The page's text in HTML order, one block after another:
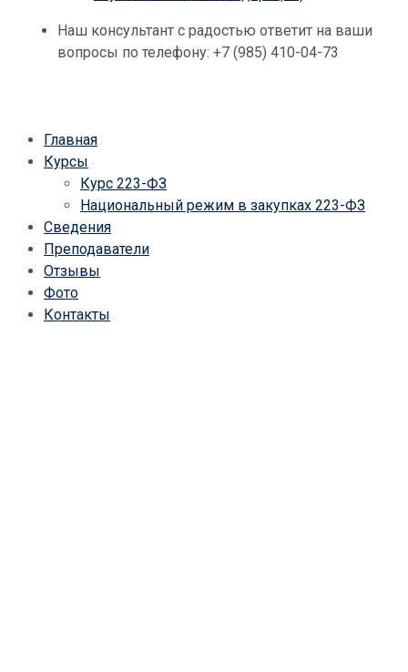
Наш консультант с радостью ответит на ваши
вопросы по телефону: +7 (985) 410-04-73
Главная
Курсы
Курс 223-ФЗ
Национальный режим в закупках 223-ФЗ
Сведения
Преподаватели
Отзывы
Фото
Контакты